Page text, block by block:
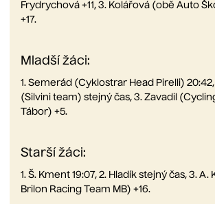
Frydrychová +11, 3. Kolářová (obě Auto
+17.
Mladší žáci:
1. Semerád (Cyklostrar Head Pirelli)
(Silvini team) stejný čas, 3. Zavadil
Tábor) +5.
Starší žáci:
1. Š. Kment 19:07, 2. Hladík stejný čas, 3.
Brilon Racing Team MB) +16.